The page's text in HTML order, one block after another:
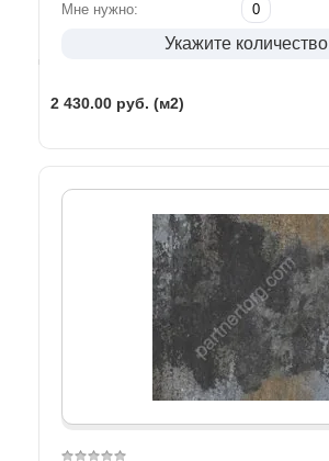
Мне нужно:
Укажите количество
2 430.00 руб. (м2)